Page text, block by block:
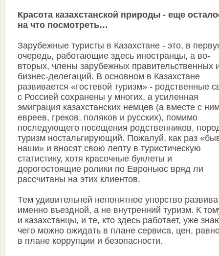
Красота казахстанской природы - еще
на что посмотреть…
Зарубежные туристы в Казахстане - это, в
очередь, работающие здесь иностранцы, а во-
вторых, члены зарубежных правительственных
бизнес-делегаций. В основном в Казахстане
развивается «гостевой туризм» - родственные
с Россией сохранены у многих, а усиленная
эмиграция казахстанских немцев (а вместе с
евреев, греков, поляков и русских), помимо
последующего посещения родственников,
туризм ностальгирующий. Пожалуй, как раз
наши» и вносят свою лепту в туристическую
статистику, хотя красочные буклеты и
дорогостоящие ролики по Евроньюс вряд ли
рассчитаны на этих клиентов.
Тем удивительней непонятное упорство
именно въездной, а не внутренний туризм. К
и казахстанцы, и те, кто здесь работает, уже
чего можно ожидать в плане сервиса, цен,
в плане коррупции и безопасности.